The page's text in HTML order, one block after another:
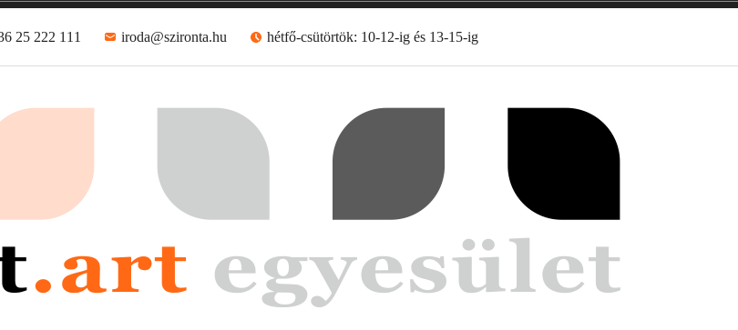
25 222 111 iroda@szironta.hu hétfő-csütörtök: 10-12-ig és 13-15-ig